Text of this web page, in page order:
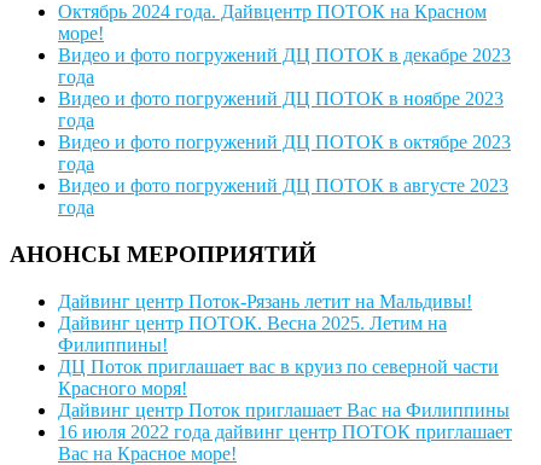
Октябрь 2024 года. Дайвцентр ПОТОК на Красном
море!
Видео и фото погружений ДЦ ПОТОК в декабре 2023
года
Видео и фото погружений ДЦ ПОТОК в ноябре 2023
года
Видео и фото погружений ДЦ ПОТОК в октябре 2023
года
Видео и фото погружений ДЦ ПОТОК в августе 2023
года
АНОНСЫ МЕРОПРИЯТИЙ
Дайвинг центр Поток-Рязань летит на Мальдивы!
Дайвинг центр ПОТОК. Весна 2025. Летим на
Филиппины!
ДЦ Поток приглашает вас в круиз по северной части
Красного моря!
Дайвинг центр Поток приглашает Вас на Филиппины
16 июля 2022 года дайвинг центр ПОТОК приглашает
Вас на Красное море!